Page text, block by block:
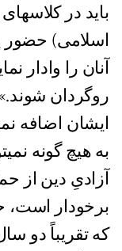
باید در
اسلامی) حضور
آنان را وادار
روگردان
ایشان اضافه
به هیچ گونه
آزادیِ دین از
برخودار است،
که تقریباً دو